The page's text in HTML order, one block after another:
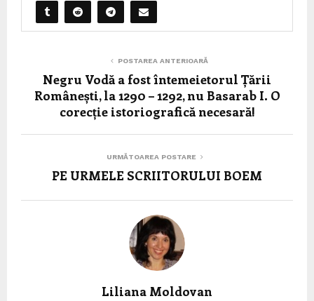
POSTAREA ANTERIOARĂ
Negru Vodă a fost întemeietorul Țării
Românești, la 1290 – 1292, nu Basarab I. O
corecție istoriografică necesară!
URMĂTOAREA POSTARE
PE URMELE SCRIITORULUI BOEM
Liliana Moldovan